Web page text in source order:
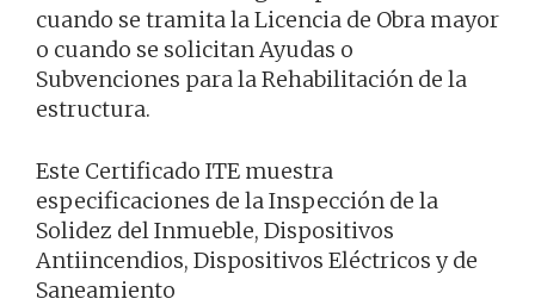
cuando se tramita la Licencia de Obra mayor
o cuando se solicitan Ayudas o
Subvenciones para la Rehabilitación de la
estructura.
Este Certificado ITE muestra
especificaciones de la Inspección de la
Solidez del Inmueble, Dispositivos
Antiincendios, Dispositivos Eléctricos y de
Saneamiento